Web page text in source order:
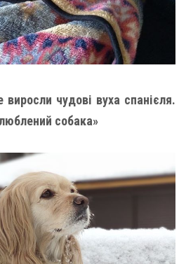
чудові вуха спанієля.
собака»